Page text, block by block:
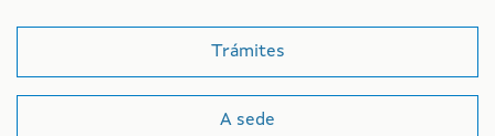
Trámites
A sede